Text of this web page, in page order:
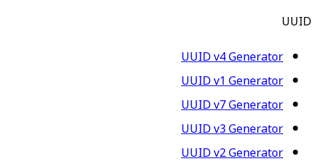
UUID
UUID v4 Generator
UUID v1 Generator
UUID v7 Generator
UUID v3 Generator
UUID v2 Generator